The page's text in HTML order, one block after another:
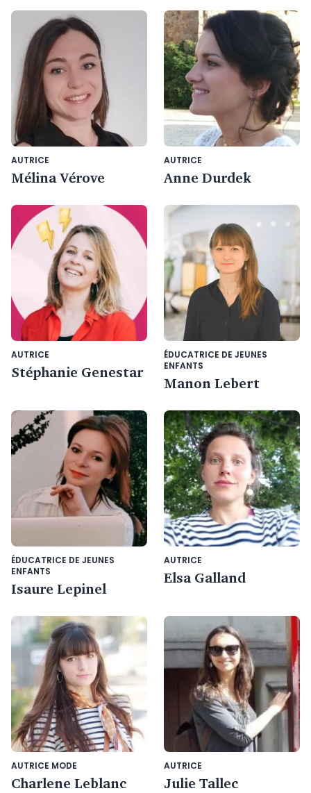
AUTRICE
Mélina Vérove
AUTRICE
Anne Durdek
AUTRICE
Stéphanie Genestar
ÉDUCATRICE DE JEUNES
ENFANTS
Manon Lebert
ÉDUCATRICE DE JEUNES
ENFANTS
Isaure Lepinel
AUTRICE
Elsa Galland
AUTRICE MODE
Charlene Leblanc
AUTRICE
Julie Tallec